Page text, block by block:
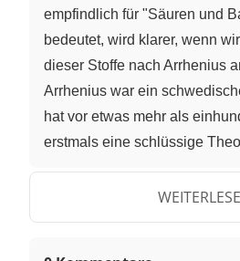
empfindlich für "Säuren und
bedeutet, wird klarer, wenn
dieser Stoffe nach Arrhenius
Arrhenius war ein
hat vor etwas mehr als
erstmals eine schlüssige
aufgestellt. Natürlich waren
Stoffgruppen auch damals